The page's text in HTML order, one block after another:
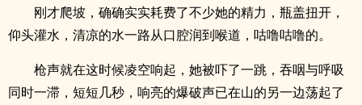
刚才爬坡，确确实实耗费了不少她的精力，瓶盖扭开，
仰头灌水，清凉的水一路从口腔润到喉道，咕噜咕噜的。
枪声就在这时候凌空响起，她被吓了一跳，吞咽与呼吸
同时一滞，短短几秒，响亮的爆破声已在山的另一边荡起了